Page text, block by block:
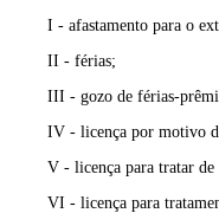
I - afastamento para o
II - férias;
III - gozo de férias-
IV - licença por motivo
V - licença para tratar de
VI - licença para